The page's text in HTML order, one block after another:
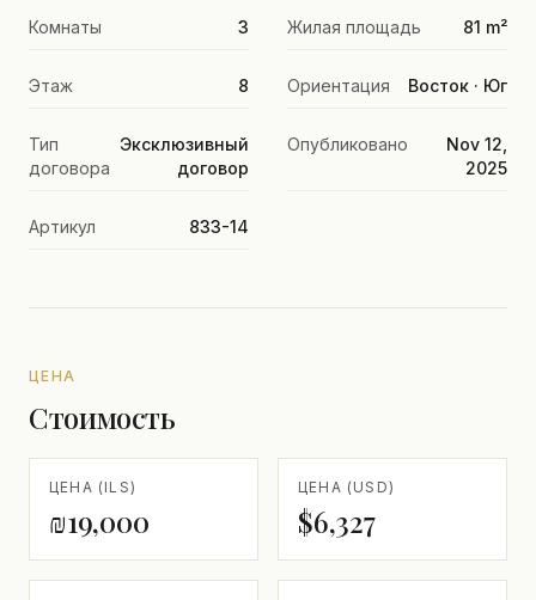
Комнаты 3 Жилая площадь 81 m²
Этаж 8 Ориентация Восток · Юг
Тип
договора
Эксклюзивный
договор
Опубликовано
Nov 12,
2025
Артикул 833-14
ЦЕНА
Стоимость
ЦЕНА (ILS)
₪19,000
ЦЕНА (USD)
$6,327